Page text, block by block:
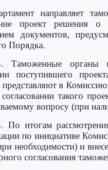
направляет
проект решения
документов,
Порядка.
Таможенные органы
поступившего
в
такого
вопросу (при
По итогам
по инициативе
необходимости) и
согласования